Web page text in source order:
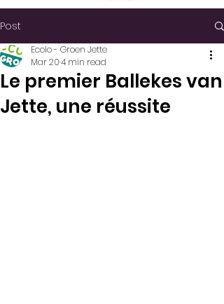
Post
Le premier Ballekes van
Jette, une réussite
Ecolo - Groen Jette
Mar 204 min read